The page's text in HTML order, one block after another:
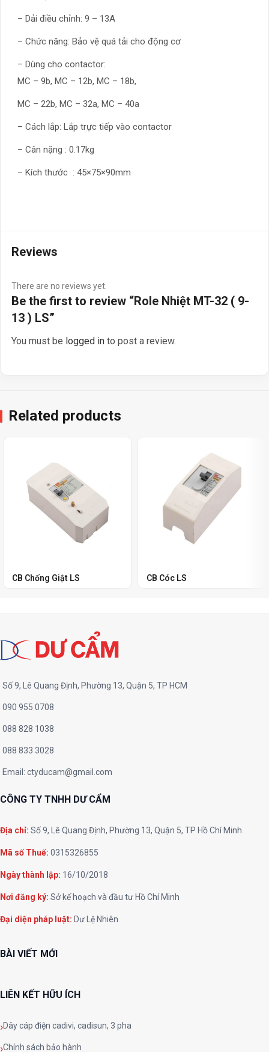
– Dải điều chỉnh: 9 – 13A
– Chức năng: Bảo vệ quá tải cho động cơ
– Dùng cho contactor:
MC – 9b, MC – 12b, MC – 18b,
MC – 22b, MC – 32a, MC – 40a
– Cách lắp: Lắp trực tiếp vào contactor
– Cân nặng : 0.17kg
– Kích thước : 45×75×90mm
Reviews
There are no reviews yet.
Be the first to review “Role Nhiệt MT-32 ( 9-
13 ) LS”
You must be logged in to post a review.
Related products
CB Chống Giật LS CB Cóc LS
Số 9, Lê Quang Định, Phường 13, Quận 5, TP HCM
090 955 0708
088 828 1038
088 833 3028
Email: ctyducam@gmail.com
CÔNG TY TNHH DƯ CẨM
Địa chỉ: Số 9, Lê Quang Định, Phường 13, Quận 5, TP Hồ Chí Minh
Mã số Thuế: 0315326855
Ngày thành lập: 16/10/2018
Nơi đăng ký: Sở kế hoạch và đầu tư Hồ Chí Minh
Đại diện pháp luật: Dư Lệ Nhiên
BÀI VIẾT MỚI
LIÊN KẾT HỮU ÍCH
Dây cáp điện cadivi, cadisun, 3 pha
Chính sách bảo hành